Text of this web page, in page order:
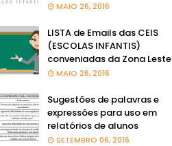
MAIO 26, 2016
LISTA de Emails das CEIS
(ESCOLAS INFANTIS)
conveniadas da Zona Leste
MAIO 26, 2016
Sugestões de palavras e
expressões para uso em
relatórios de alunos
SETEMBRO 06, 2016